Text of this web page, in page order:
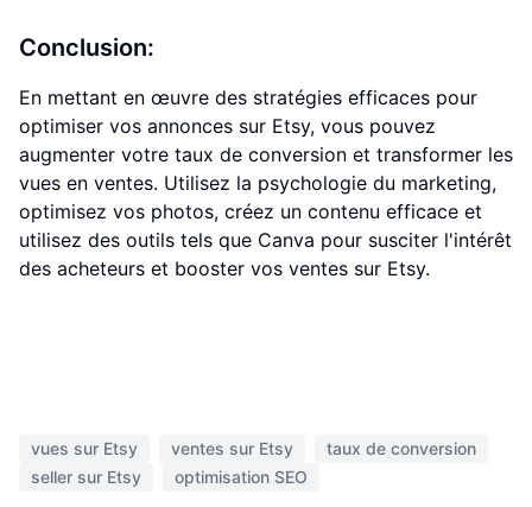
Conclusion:
En mettant en œuvre des stratégies efficaces pour
optimiser vos annonces sur Etsy, vous pouvez
augmenter votre taux de conversion et transformer les
vues en ventes. Utilisez la psychologie du marketing,
optimisez vos photos, créez un contenu efficace et
utilisez des outils tels que Canva pour susciter l'intérêt
des acheteurs et booster vos ventes sur Etsy.
vues sur Etsy ventes sur Etsy
taux de conversion
seller sur Etsy
optimisation SEO